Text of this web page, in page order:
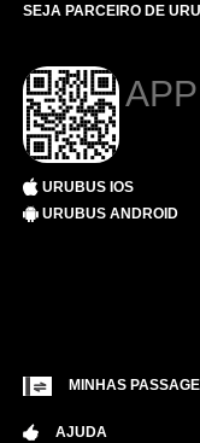
SEJA PARCEIRO DE
APP
URUBUS IOS
URUBUS ANDROID
MINHAS
AJUDA